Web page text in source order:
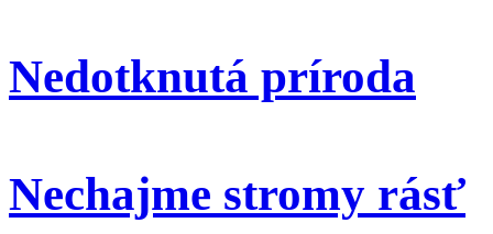
Nedotknutá príroda
Nechajme stromy rásť